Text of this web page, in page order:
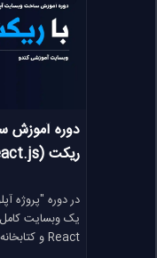
دوره آموزش
ریکت (React.js)
در دوره "پروژه
یک وبسایت کامل
React و کتابخانه‌های مرتبط بسازید.